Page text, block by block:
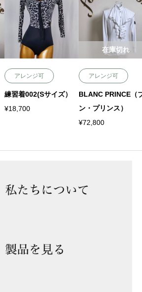
アレンジ可
練習着002(Sサイズ）
¥18,700
アレンジ可
BLANC PRINCE（
ン・プリンス）
¥72,800
在庫切れ